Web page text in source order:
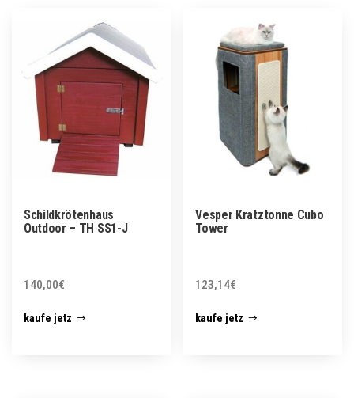
Schildkrötenhaus
Outdoor – TH SS1-J
140,00€
kaufe jetz
Vesper Kratztonne Cubo
Tower
123,14€
kaufe jetz